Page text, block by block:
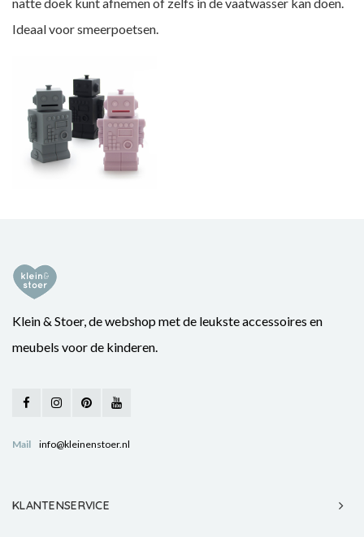
Ideaal voor smeerpoetsen.
Klein & Stoer, de webshop met de leukste accessoires en
meubels voor de kinderen.
Mail info@kleinenstoer.nl
KLANTENSERVICE